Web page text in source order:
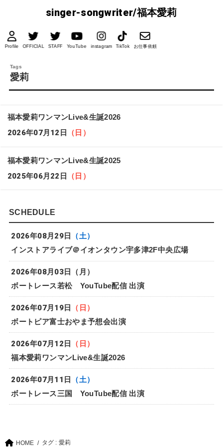
singer-songwriter/福本愛莉
Profile OFFICIAL STAFF YouTube instagram TikTok お仕事依頼
愛莉
福本愛莉ワンマンLive&生誕2026
2026年07月12日 （日）
福本愛莉ワンマンLive&生誕2025
2025年06月22日 （日）
SCHEDULE
インストアライブ＠イオンタウン宇多津2F中央広場
2026年08月29日 （土）
ボートレース若松 YouTube配信 出演
2026年08月03日 （月）
ボートピア富士おやま予想会出演
2026年07月19日 （日）
福本愛莉ワンマンLive&生誕2026
2026年07月12日 （日）
ボートレース三国 YouTube配信 出演
2026年07月11日 （土）
HOME タグ : 愛莉